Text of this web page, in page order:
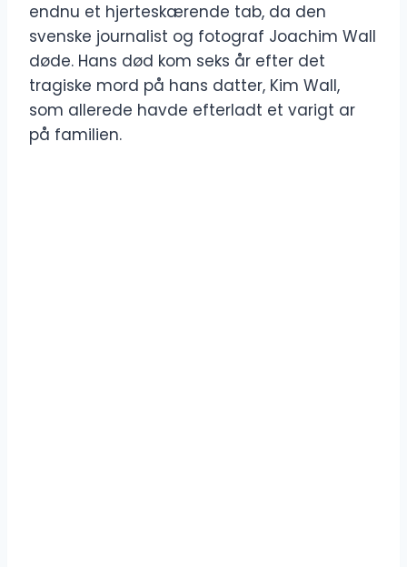
endnu et hjerteskærende tab, da den
svenske journalist og fotograf Joachim Wall
døde. Hans død kom seks år efter det
tragiske mord på hans datter, Kim Wall,
som allerede havde efterladt et varigt ar
på familien.